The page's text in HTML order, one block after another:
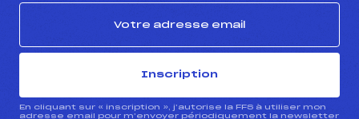
Inscription
En cliquant sur « inscription », j’autorise la FFS à utiliser mon
adresse email pour m’envoyer périodiquement la newsletter